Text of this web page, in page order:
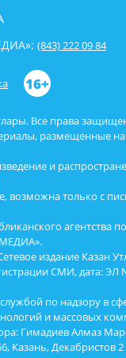
Все права
размещенные
и
возможна только с
агентства
издание Казан
СМИ, дата: ЭЛ
по надзору в
и массовых
Гимадиев Алмаз
Казань, Декабристов 2
(843) 222 09 84
16+